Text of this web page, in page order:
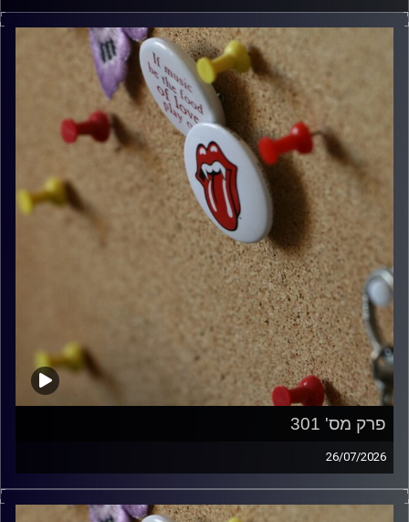
פרק מס' 301
26/07/2026
ספיישל רולינג סטונס עם אורן הוף.